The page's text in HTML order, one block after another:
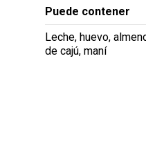
Puede contener
Leche, huevo,
de cajú, maní